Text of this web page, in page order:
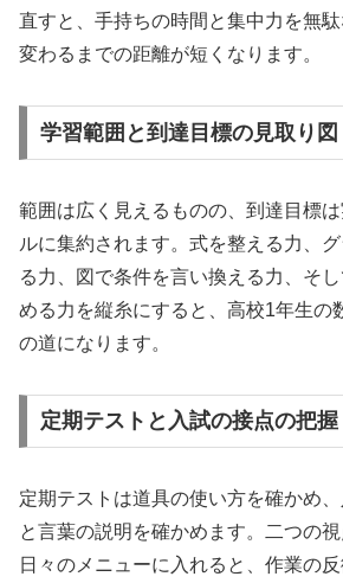
直すと、手持ちの時間と集中力を無
変わるまでの距離が短くなります。
学習範囲と到達目標の見取り図
範囲は広く見えるものの、到達目標
ルに集約されます。式を整える力、
る力、図で条件を言い換える力、そ
める力を縦糸にすると、高校1年生の
の道になります。
定期テストと入試の接点の把握
定期テストは道具の使い方を確かめ
と言葉の説明を確かめます。二つの
日々のメニューに入れると、作業の